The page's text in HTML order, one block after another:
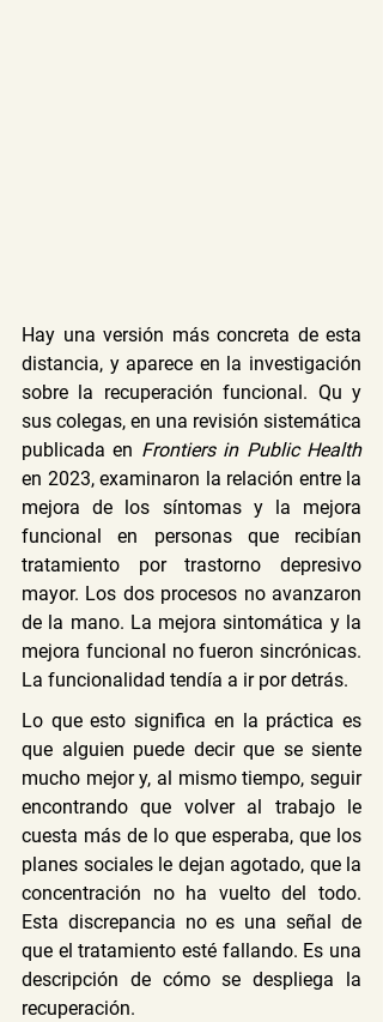
Hay una versión más concreta de esta
distancia, y aparece en la investigación
sobre la recuperación funcional. Qu y
sus colegas, en una revisión sistemática
publicada en Frontiers in Public Health
en 2023, examinaron la relación entre la
mejora de los síntomas y la mejora
funcional en personas que recibían
tratamiento por trastorno depresivo
mayor. Los dos procesos no avanzaron
de la mano. La mejora sintomática y la
mejora funcional no fueron sincrónicas.
La funcionalidad tendía a ir por detrás.
Lo que esto significa en la práctica es
que alguien puede decir que se siente
mucho mejor y, al mismo tiempo, seguir
encontrando que volver al trabajo le
cuesta más de lo que esperaba, que los
planes sociales le dejan agotado, que la
concentración no ha vuelto del todo.
Esta discrepancia no es una señal de
que el tratamiento esté fallando. Es una
descripción de cómo se despliega la
recuperación.